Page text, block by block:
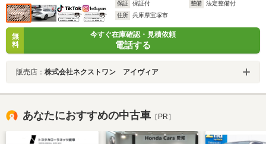
保証
保証付 整備
法定整備付
住所
兵庫県宝塚市
無
料
今すぐ在庫確認・見積依頼
電話する
販売店： 株式会社ネクストワン アイヴィア
あなたにおすすめの中古車 ［PR］